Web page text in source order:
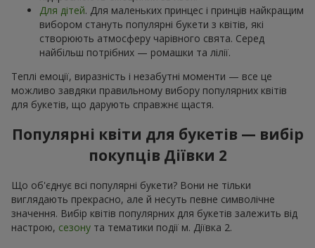
Для дітей. Для маленьких принцес і принців найкращим
вибором стануть популярні букети з квітів, які
створюють атмосферу чарівного свята. Серед
найбільш потрібних — ромашки та лілії.
Теплі емоції, виразність і незабутні моменти — все це
можливо завдяки правильному вибору популярних квітів
для букетів, що дарують справжнє щастя.
Популярні квіти для букетів — вибір
покупців Діївки 2
Що об'єднує всі популярні букети? Вони не тільки
виглядають прекрасно, але й несуть певне символічне
значення. Вибір квітів популярних для букетів залежить від
настрою, сезону та тематики події м. Діївка 2.